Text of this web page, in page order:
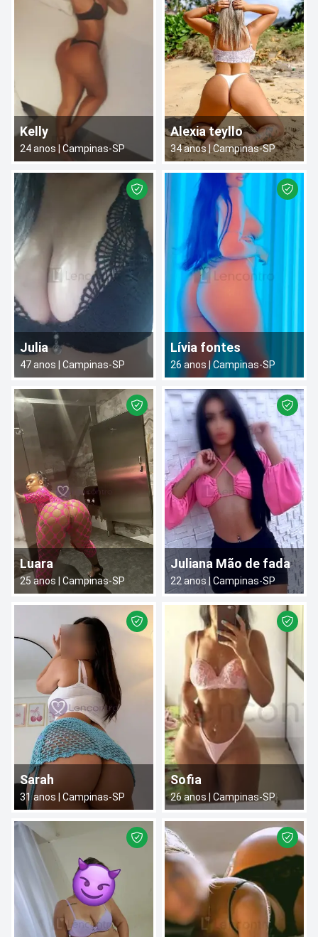
Kelly
24anos | Campinas-SP
Alexia teyllo
34anos | Campinas-SP
Julia
47anos | Campinas-SP
Lívia fontes
26 anos |Campinas-SP
Luara
25 anos | Campinas-SP
Juliana Mão de fada
22 anos |Campinas-SP
Sarah
31anos | Campinas-SP
Sofia
26 anos | Campinas-SP